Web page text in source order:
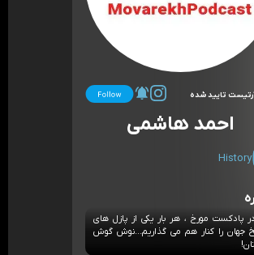
تایید شده
احمد هاشمی
History
پادکست مورخ ، هر بار یکی از پازل های
جهان را کنار هم می گذاریم...نوش گوش